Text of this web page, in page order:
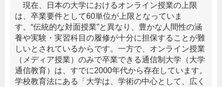
現在、日本の大学におけるオンライン授業の上限
は、卒業要件として60単位が上限となっていま
す。“伝統的な対面授業”と異なり、豊かな人間性の涵
養や実験・実習科目の履修が十分に担保することが難
しいとされているからです。一方で、オンライン授業
（メディア授業）のみで卒業できる通信制大学（大学
通信教育）は、すでに2000年代から存在しています。
学校教育法にある「大学は、学術の中心として、広く